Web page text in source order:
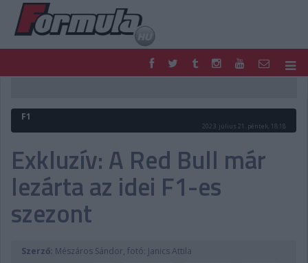
FORMULA
MOTOR
PODCAST
SHOP
LIVE
TIPPJÁTÉK
DIGITÁLIS MAGAZIN
PONTÁLLÁSOK
VERSENYNAPTÁRAK
F1
2023. július 21. péntek, 18:18
Exkluzív: A Red Bull már
lezárta az idei F1-es
szezont
Szerző: Mészáros Sándor, fotó: Janics Attila